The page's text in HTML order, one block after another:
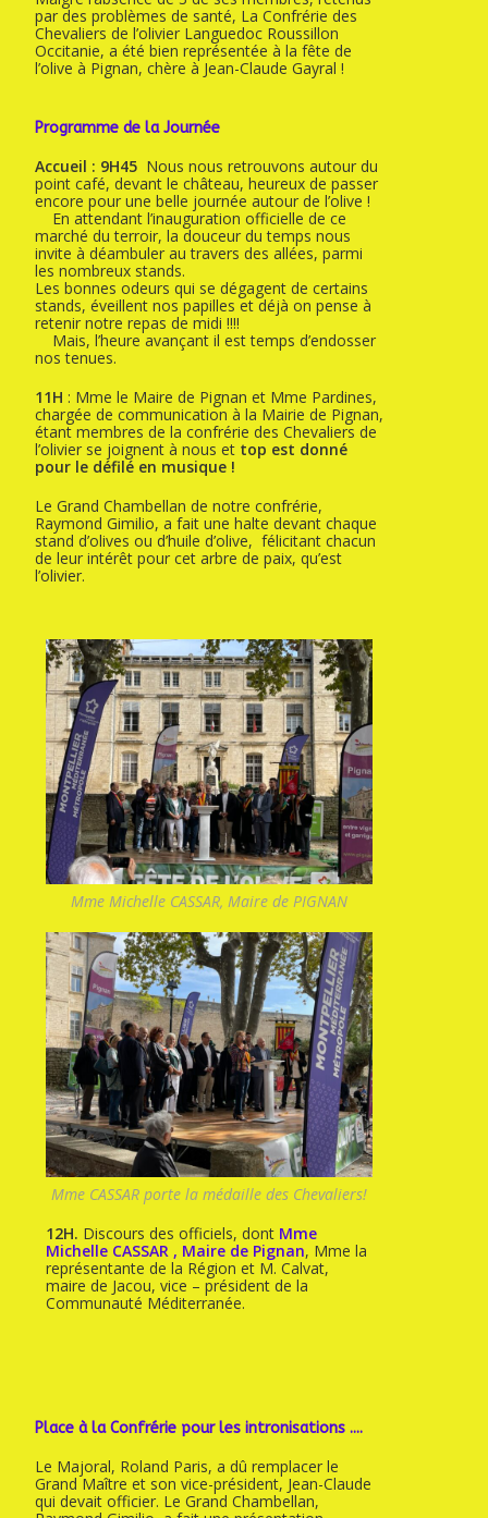
par des problèmes de santé, La Confrérie des
Chevaliers de l’olivier Languedoc Roussillon
Occitanie, a été bien représentée à la fête de
l’olive à Pignan, chère à Jean-Claude Gayral !
Programme de la Journée
Accueil : 9H45 Nous nous retrouvons autour du
point café, devant le château, heureux de passer
encore pour une belle journée autour de l’olive !
En attendant l’inauguration officielle de ce
marché du terroir, la douceur du temps nous
invite à déambuler au travers des allées, parmi
les nombreux stands.
Les bonnes odeurs qui se dégagent de certains
stands, éveillent nos papilles et déjà on pense à
retenir notre repas de midi !!!!
Mais, l’heure avançant il est temps d’endosser
nos tenues.
11H : Mme le Maire de Pignan et Mme Pardines,
chargée de communication à la Mairie de Pignan,
étant membres de la confrérie des Chevaliers de
l’olivier se joignent à nous et top est donné
pour le défilé en musique !
Le Grand Chambellan de notre confrérie,
Raymond Gimilio, a fait une halte devant chaque
stand d’olives ou d’huile d’olive, félicitant chacun
de leur intérêt pour cet arbre de paix, qu’est
l’olivier.
Mme Michelle CASSAR, Maire de PIGNAN
Mme CASSAR porte la médaille des Chevaliers!
12H. Discours des officiels, dont Mme
Michelle CASSAR , Maire de Pignan, Mme la
représentante de la Région et M. Calvat,
maire de Jacou, vice – président de la
Communauté Méditerranée.
Place à la Confrérie pour les intronisations ....
Le Majoral, Roland Paris, a dû remplacer le
Grand Maître et son vice-président, Jean-Claude
qui devait officier. Le Grand Chambellan,